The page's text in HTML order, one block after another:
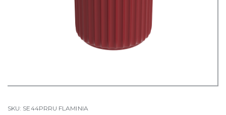
SKU: SE44PRRU FLAMINIA